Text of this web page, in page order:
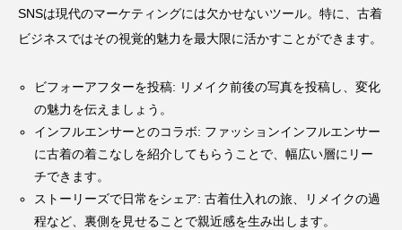
SNSは現代のマーケティングには欠かせないツール。特に、古着
ビジネスではその視覚的魅力を最大限に活かすことができます。
ビフォーアフターを投稿: リメイク前後の写真を投稿し、変化
の魅力を伝えましょう。
インフルエンサーとのコラボ: ファッションインフルエンサー
に古着の着こなしを紹介してもらうことで、幅広い層にリー
チできます。
ストーリーズで日常をシェア: 古着仕入れの旅、リメイクの過
程など、裏側を見せることで親近感を生み出します。